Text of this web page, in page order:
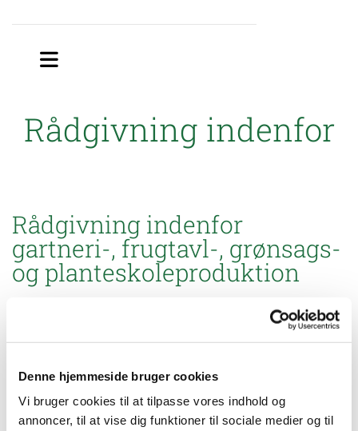
Denne hjemmeside bruger cookies
Vi bruger cookies til at tilpasse vores indhold og
annoncer, til at vise dig funktioner til sociale medier og til
Rådgivning indenfor
Rådgivning indenfor
gartneri-, frugtavl-, grønsags-
og planteskoleproduktion
Når du får rådgivning hos os, får du hjælp af et stort netværk af
produktion, så du altid er klar til at levere det rigtige produkt, - i
efterspørger.